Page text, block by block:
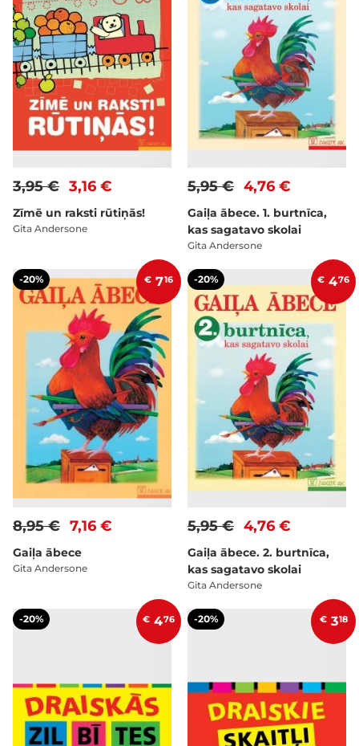
3,16 €
3,95 €
Zīmē un raksti rūtiņās!
Gita Andersone
4,76 €
5,95 €
Gaiļa ābece. 1. burtnīca,
kas sagatavo skolai
Gita Andersone
-20% € 716
7,16 €
8,95 €
Gaiļa ābece
Gita Andersone
-20% € 476
4,76 €
5,95 €
Gaiļa ābece. 2. burtnīca,
kas sagatavo skolai
Gita Andersone
-20% € 476 -20% € 318